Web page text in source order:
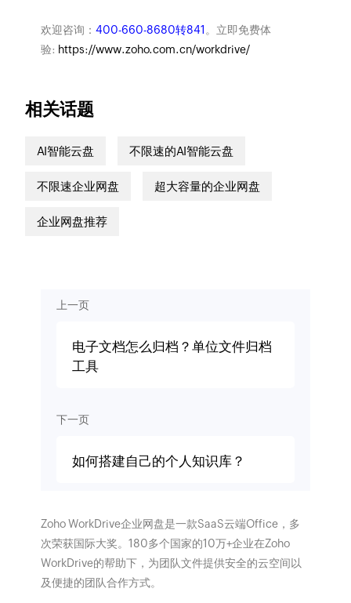
欢迎咨询： 400-660-8680转841 。立即免费体
验: https://www.zoho.com.cn/workdrive/
相关话题
AI智能云盘 不限速的AI智能云盘
不限速企业网盘 超大容量的企业网盘
企业网盘推荐
上一页
电子文档怎么归档？单位文件归档
工具
下一页
如何搭建自己的个人知识库？
Zoho WorkDrive企业网盘是一款SaaS云端Office，多
次荣获国际大奖。180多个国家的10万+企业在Zoho
WorkDrive的帮助下，为团队文件提供安全的云空间以
及便捷的团队合作方式。